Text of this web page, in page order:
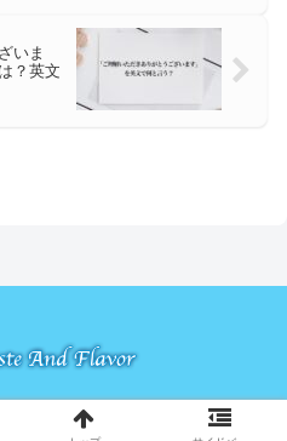
いま
？英文
Taste And Flavor.